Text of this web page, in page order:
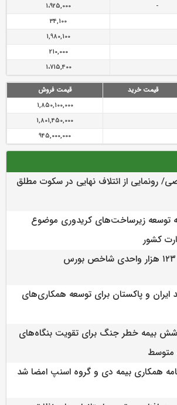
-
1،925,000
34,100
1,980,100
210,000
1،715,400
قیمت خرید
قیمت فروش
1,850,100,000
1,801,450,000
945,000,000
رونمایی از ائتلاف‌ نهایی در سکوت مطلق
توسعه زیرساخت‌های کریدوری موضوع
کشور
ایران و پاکستان برای توسعه همکاری‌های
بیمه خطر جنگ برای تقویت بنگاه‌های
همکاری بیمه دی و گروه اسنپ امضا شد